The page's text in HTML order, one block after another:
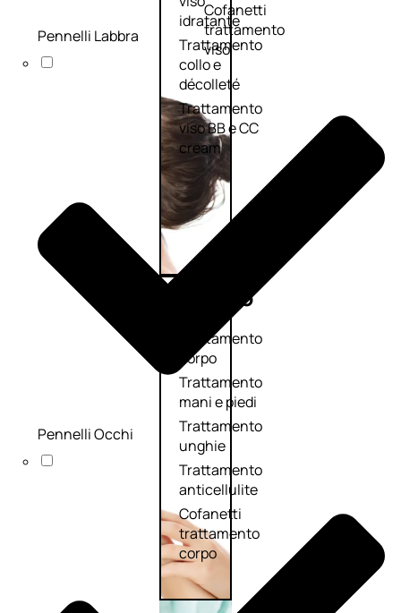
idratante
Trattamento
collo e
décolleté
Trattamento
viso BB e CC
cream
Cofanetti
trattamento
viso
Corpo
Trattamento
corpo
Trattamento
mani e piedi
Trattamento
unghie
Trattamento
anticellulite
Cofanetti
trattamento
corpo
Pennelli Labbra
Pennelli Occhi